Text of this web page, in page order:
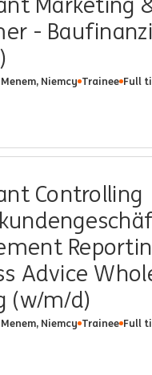
-
Niemcy Trainee Full
Controlling
Advice
(w/m/d)
Niemcy Trainee Full